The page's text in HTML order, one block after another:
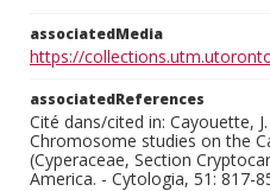
associatedMedia
https://
associatedReferences
Cité dans/cited in: Cayouette,
Chromosome studies on the
(Cyperaceae, Section
America. - Cytologia, 51: 817-